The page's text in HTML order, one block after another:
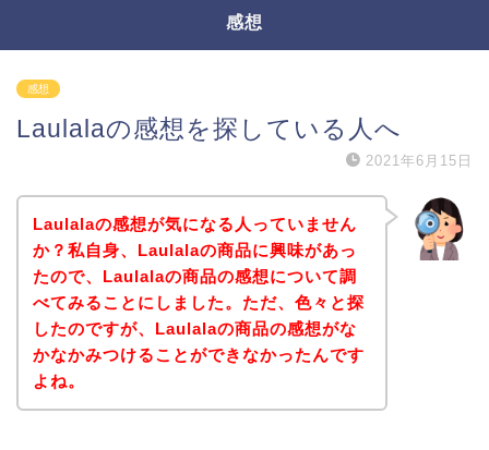
感想
感想
Laulalaの感想を探している人へ
2021年6月15日
Laulalaの感想が気になる人っていません
か？私自身、Laulalaの商品に興味があっ
たので、Laulalaの商品の感想について調
べてみることにしました。ただ、色々と探
したのですが、Laulalaの商品の感想がな
かなかみつけることができなかったんです
よね。